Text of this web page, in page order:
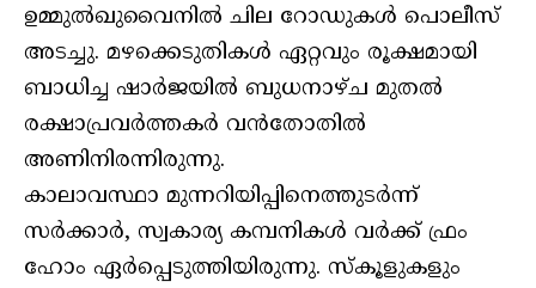
ഉമ്മുല്‍ഖുവൈനില്‍ ചില റോഡുകള്‍ പൊലീസ്
അടച്ചു. മഴക്കെടുതികള്‍ ഏറ്റവും രൂക്ഷമായി
ബാധിച്ച ഷാര്‍ജയില്‍ ബുധനാഴ്ച മുതല്‍
രക്ഷാപ്രവര്‍ത്തകര്‍ വന്‍തോതില്‍
അണിനിരന്നിരുന്നു.
കാലാവസ്ഥാ മുന്നറിയിപ്പിനെത്തുടര്‍ന്ന്
സര്‍ക്കാര്‍, സ്വകാര്യ കമ്പനികള്‍ വര്‍ക്ക് ഫ്രം
ഹോം ഏര്‍പ്പെടുത്തിയിരുന്നു. സ്‌കൂളുകളും